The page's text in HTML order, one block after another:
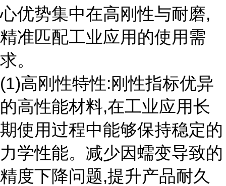
心优势集中在高刚性与耐磨,
精准匹配工业应用的使用需
求。
(1)高刚性特性:刚性指标优异
的高性能材料,在工业应用长
期使用过程中能够保持稳定的
力学性能。减少因蠕变导致的
精度下降问题,提升产品耐久